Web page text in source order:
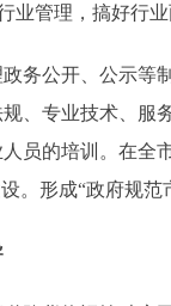
管理，搞好行业
公开、公示等制
、专业技术、服
员的培训。在全
。形成“政府规